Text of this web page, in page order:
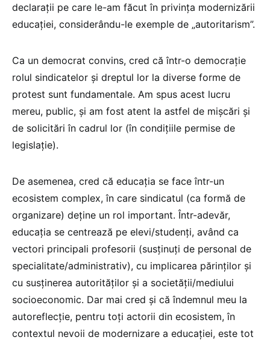
declarații pe care le-am făcut în privința modernizării
educației, considerându-le exemple de „autoritarism”.
Ca un democrat convins, cred că într-o democrație
rolul sindicatelor și dreptul lor la diverse forme de
protest sunt fundamentale. Am spus acest lucru
mereu, public, și am fost atent la astfel de mișcări și
de solicitări în cadrul lor (în condițiile permise de
legislație).
De asemenea, cred că educația se face într-un
ecosistem complex, în care sindicatul (ca formă de
organizare) deține un rol important. Într-adevăr,
educația se centrează pe elevi/studenți, având ca
vectori principali profesorii (susținuți de personal de
specialitate/administrativ), cu implicarea părinților și
cu susținerea autorităților și a societății/mediului
socioeconomic. Dar mai cred și că îndemnul meu la
autoreflecție, pentru toți actorii din ecosistem, în
contextul nevoii de modernizare a educației, este tot